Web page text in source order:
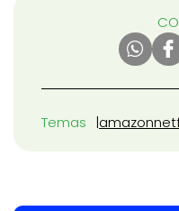
Temas amazon